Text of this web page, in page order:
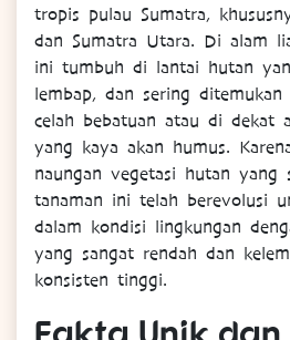
tropis pulau Sumatra,
dan Sumatra Utara. Di alam
ini tumbuh di lantai hutan
lembap, dan sering
celah bebatuan atau di dekat
yang kaya akan humus.
naungan vegetasi hutan yang
tanaman ini telah berevolusi
dalam kondisi lingkungan
yang sangat rendah dan
konsisten tinggi.